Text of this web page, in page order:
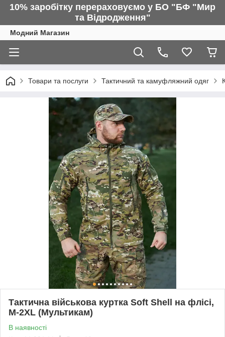
10% заробітку перераховуємо у БО "БФ "Мир
та Відродження"
Модний Магазин
Товари та послуги Тактичний та камуфляжний одяг
Тактична військова куртка Soft Shell на флісі,
M-2XL (Мультикам)
В наявності